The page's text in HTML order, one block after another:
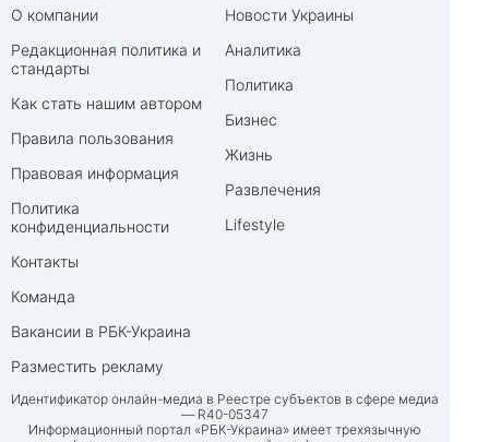
О компании
Редакционная политика и
стандарты
Как стать нашим автором
Правила пользования
Правовая информация
Политика
конфиденциальности
Контакты
Команда
Вакансии в РБК-Украина
Разместить рекламу
Новости Украины
Аналитика
Политика
Бизнес
Жизнь
Развлечения
Lifestyle
Идентификатор онлайн-медиа в Реестре субъектов в сфере медиа
— R40-05347
Информационный портал «РБК-Украина» имеет трехязычную